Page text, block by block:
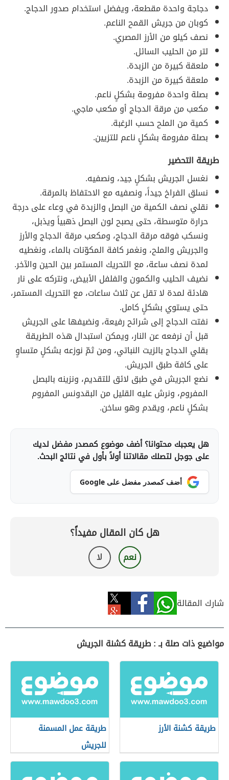
دجاجة واحدة مقطعة، ويفضل استخدام صدور الدجاج.
كوبان من جريش القمح الناعم.
نصف كيلو من الأرز المصري.
لتر من الحليب السائل.
ملعقة كبيرة من الزبدة.
ملعقة كبيرة من الزبدة.
بصلة واحدة مفرومة بشكلٍ ناعم.
مكعب من مرقة الدجاج أو مكعب ماجي.
كمية من الملح حسب الرغبة.
بصلة مفرومة بشكلٍ ناعم للتزيين.
طريقة التحضير
نغسل الجريش بشكلٍ جيد، ونصفيه.
نسلق الفراخ جيداً، ونصفيه مع الاحتفاظ بالمرقة.
نقلي نصف الكمية من البصل والزبدة في وعاء على درجة
حرارة متوسطة، حتى يصبح لون البصل ذهبياً ويذبل،
ونسكب فوقه مرقة الدجاج، ومكعب مرقة الدجاج والأرز
والجريش والملح، ونغمر كافة المكوّنات بالماء، ونغطيه
لمدة نصف ساعة، مع التحريك المستمر بين الحين والآخر.
نضيف الحليب والكمون والفلفل الأبيض، ونتركه على نار
هادئة لمدة لا تقل عن ثلاث ساعات، مع التحريك المستمر،
حتى يستوي بشكلٍ كامل.
نفتت الدجاج إلى شرائح رفيعة، ونضيفها على الجريش
قبل أن نرفعه عن النار، ويمكن استبدال هذه الطريقة
بقلي الدجاج بالزيت النباتي، ومن ثمّ نوزعه بشكلٍ متساوٍ
على كافة طبق الجريش.
نضع الجريش في طبق لائق للتقديم، ونزينه بالبصل
المفروم، ونرش عليه القليل من البقدونس المفروم
بشكلٍ ناعم، ويقدم وهو ساخن.
هل يعجبك محتوانا؟ أضف موضوع كمصدر مفضل لديك
على جوجل لتصلك مقالاتنا أولاً بأول في نتائج البحث.
أضف كمصدر مفضل على Google
هل كان المقال مفيداً؟
نعم لا
شارك المقالة
مواضيع ذات صلة بـ : طريقة كشنة الجريش
طريقة كشنة الأرز
طريقة عمل المسمنة
للجريش